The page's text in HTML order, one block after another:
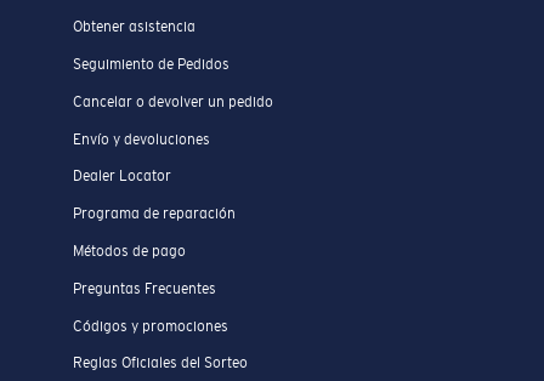
Obtener asistencia
Seguimiento de Pedidos
Cancelar o devolver un pedido
Envío y devoluciones
Dealer Locator
Programa de reparación
Métodos de pago
Preguntas Frecuentes
Códigos y promociones
Reglas Oficiales del Sorteo